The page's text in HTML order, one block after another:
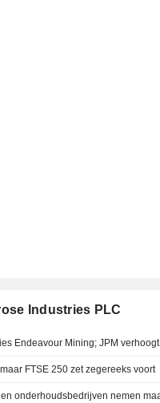
Industries PLC
Endeavour Mining; JPM
FTSE 250 zet zegereeks voort